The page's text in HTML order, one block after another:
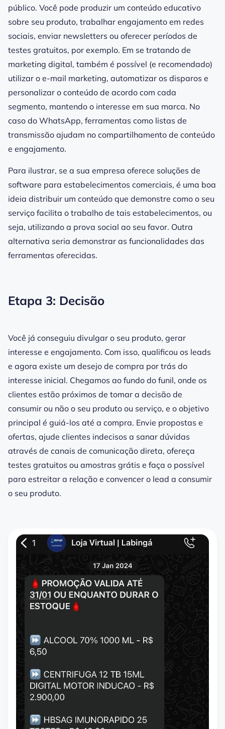
público. Você pode produzir um conteúdo educativo
sobre seu produto, trabalhar engajamento em redes
sociais, enviar newsletters ou oferecer períodos de
testes gratuitos, por exemplo. Em se tratando de
marketing digital, também é possível (e recomendado)
utilizar o e-mail marketing, automatizar os disparos e
personalizar o conteúdo de acordo com cada
segmento, mantendo o interesse em sua marca. No
caso do WhatsApp, ferramentas como listas de
transmissão ajudam no compartilhamento de conteúdo
e engajamento.
Para ilustrar, se a sua empresa oferece soluções de
software para estabelecimentos comerciais, é uma boa
ideia distribuir um conteúdo que demonstre como o seu
serviço facilita o trabalho de tais estabelecimentos, ou
seja, utilizando a prova social ao seu favor. Outra
alternativa seria demonstrar as funcionalidades das
ferramentas oferecidas.
Etapa 3: Decisão
Você já conseguiu divulgar o seu produto, gerar
interesse e engajamento. Com isso, qualificou os leads
e agora existe um desejo de compra por trás do
interesse inicial. Chegamos ao fundo do funil, onde os
clientes estão próximos de tomar a decisão de
consumir ou não o seu produto ou serviço, e o objetivo
principal é guiá-los até a compra. Envie propostas e
ofertas, ajude clientes indecisos a sanar dúvidas
através de canais de comunicação direta, ofereça
testes gratuitos ou amostras grátis e faça o possível
para estreitar a relação e convencer o lead a consumir
o seu produto.